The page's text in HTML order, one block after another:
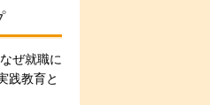
ぜ就職に
践教育と